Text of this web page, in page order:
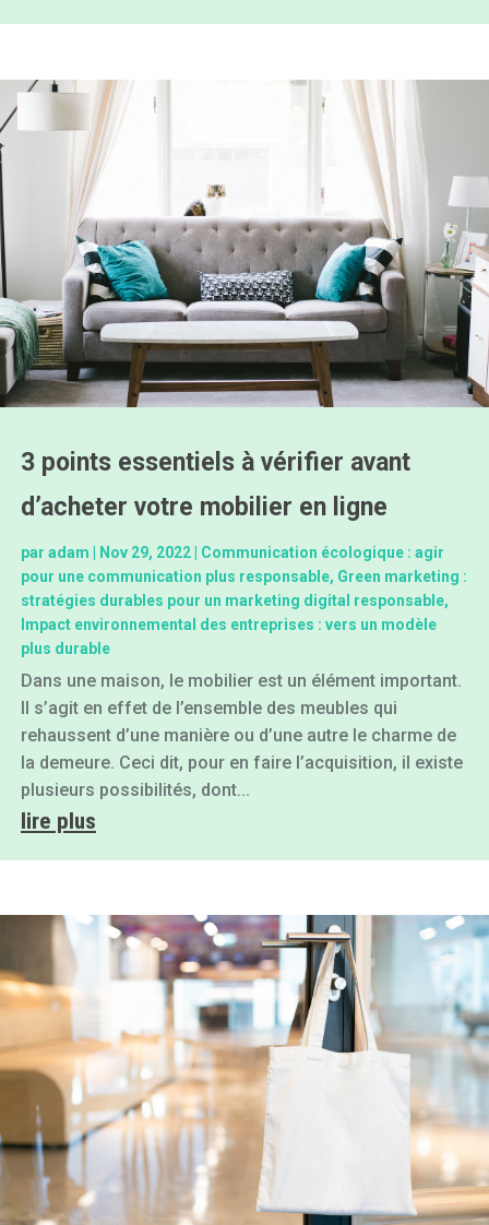
3 points essentiels à vérifier avant
d’acheter votre mobilier en ligne
par adam Nov 29, 2022
Communication écologique : agir
pour une communication plus responsable, Green marketing :
stratégies durables pour un marketing digital responsable,
Impact environnemental des entreprises : vers un modèle
plus durable
Dans une maison, le mobilier est un élément important.
Il s’agit en effet de l’ensemble des meubles qui
rehaussent d’une manière ou d’une autre le charme de
la demeure. Ceci dit, pour en faire l’acquisition, il existe
plusieurs possibilités, dont...
lire plus